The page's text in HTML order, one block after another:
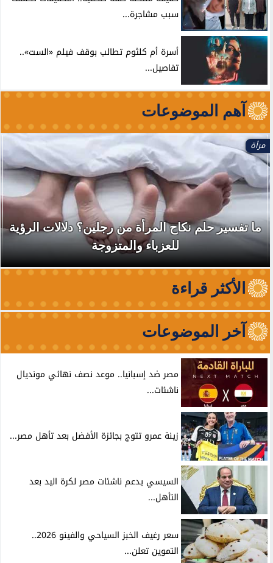
سبب مشاجرة...
أسرة أم كلثوم تطالب بوقف فيلم «الست»..
تفاصيل...
آهم الموضوعات
مرأة
ما تفسير حلم نكاح المرأة من رجلين؟ دلالات الرؤية
للعزباء والمتزوجة
الأكثر قراءة
آخر الموضوعات
مصر ضد إسبانيا.. موعد نصف نهائي مونديال
ناشئات...
زينة عمرو تتوج بجائزة الأفضل بعد تأهل مصر...
السيسي يدعم ناشئات مصر لكرة اليد بعد
التأهل...
سعر رغيف الخبز السياحي والفينو 2026..
التموين تعلن...